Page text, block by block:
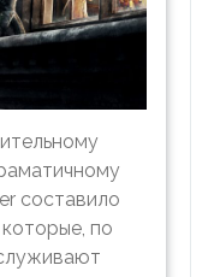
составило
которые, по